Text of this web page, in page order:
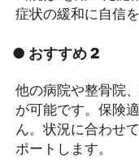
症状の緩和に自信
● おすすめ 2
他の病院や整骨院
が可能です。保険
ん。状況に合わせ
ポートします。